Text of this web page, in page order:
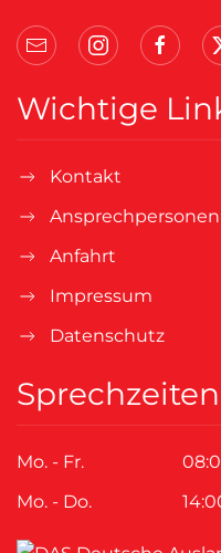
Wichtige
Kontakt
Ansprechpersonen
Anfahrt
Impressum
Datenschutz
Mo. - Fr.
Mo. - Do.